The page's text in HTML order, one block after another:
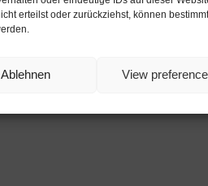
erteilst oder zurückziehst, können
Ablehnen View